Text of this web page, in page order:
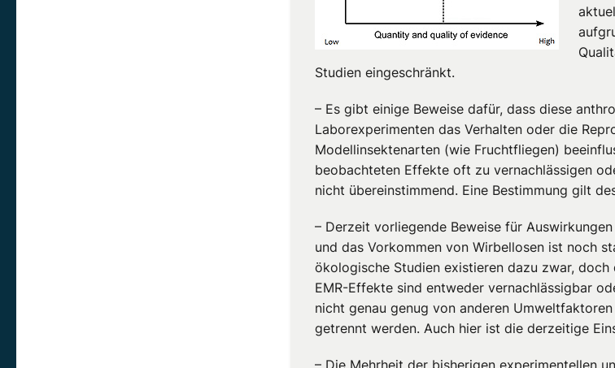
Studien eingeschränkt.
– Es gibt einige Beweise dafür, dass diese
Laborexperimenten das Verhalten oder die
Modellinsektenarten (wie Fruchtfliegen)
beobachteten Effekte oft zu vernachlässigen
nicht übereinstimmend. Eine Bestimmung gilt
– Derzeit vorliegende Beweise für
und das Vorkommen von Wirbellosen ist noch
ökologische Studien existieren dazu zwar, doch
EMR-Effekte sind entweder vernachlässigbar
nicht genau genug von anderen
getrennt werden. Auch hier ist die derzeitige
– Die Mehrheit der bisherigen experimentellen